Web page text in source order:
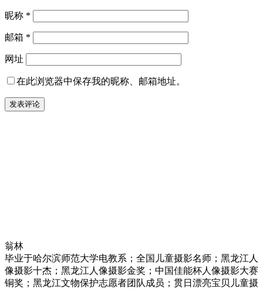
昵称 *
邮箱 *
网址
在此浏览器中保存我的昵称、邮箱地址。
翁林
毕业于哈尔滨师范大学电教系；全国儿童摄影名师；黑龙江人
像摄影十杰；黑龙江人像摄影金奖；中国佳能杯人像摄影大赛
铜奖；黑龙江文物保护志愿者团队成员；贯日漂亮宝贝儿童摄